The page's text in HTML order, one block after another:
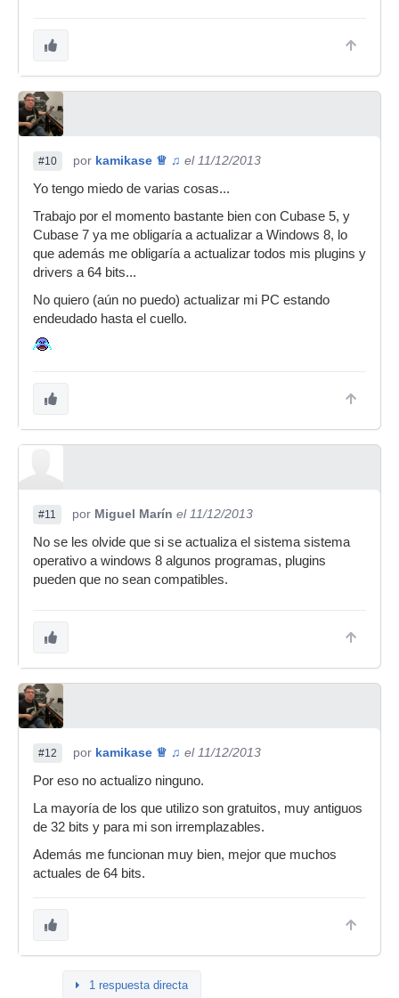
#10 por kamikase ♕ ♫ el 11/12/2013
Yo tengo miedo de varias cosas...
Trabajo por el momento bastante bien con Cubase 5, y
Cubase 7 ya me obligaría a actualizar a Windows 8, lo
que además me obligaría a actualizar todos mis plugins y
drivers a 64 bits...
No quiero (aún no puedo) actualizar mi PC estando
endeudado hasta el cuello.
#11 por Miguel Marín el 11/12/2013
No se les olvide que si se actualiza el sistema sistema
operativo a windows 8 algunos programas, plugins
pueden que no sean compatibles.
#12 por kamikase ♕ ♫ el 11/12/2013
Por eso no actualizo ninguno.
La mayoría de los que utilizo son gratuitos, muy antiguos
de 32 bits y para mi son irremplazables.
Además me funcionan muy bien, mejor que muchos
actuales de 64 bits.
1 respuesta directa